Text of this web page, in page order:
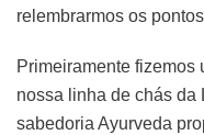
relembrarmos os
Primeiramente fizemos
nossa linha de chás da
sabedoria Ayurveda